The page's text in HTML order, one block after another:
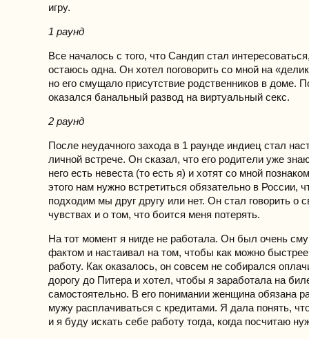
игру.
1 раунд
Все началось с того, что Сандип стал
остаюсь одна. Он хотел поговорить со мной на
но его смущало присутствие родственников в доме.
оказался банальный развод на виртуальный секс.
2 раунд
После неудачного захода в 1 раунде индиец стал
личной встрече. Он сказал, что его родители уже
него есть невеста (то есть я) и хотят со мной
этого нам нужно встретиться обязательно в России,
подходим мы друг другу или нет. Он стал говорить о
чувствах и о том, что боится меня потерять.
На тот момент я нигде не работала. Он был очень
фактом и настаивал на том, чтобы как можно
работу. Как оказалось, он совсем не собирался
дорогу до Питера и хотел, чтобы я заработала на
самостоятельно. В его понимании женщина обязана
мужу расплачиваться с кредитами. Я дала понять,
и я буду искать себе работу тогда, когда посчитаю